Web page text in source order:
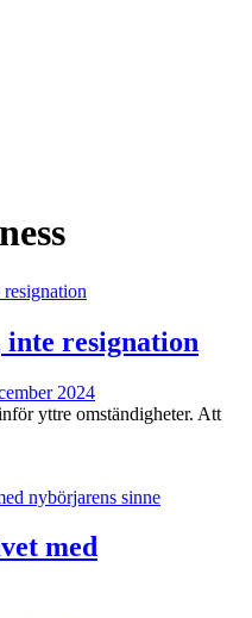
inte resignation
2024
yttre omständigheter. Att
med